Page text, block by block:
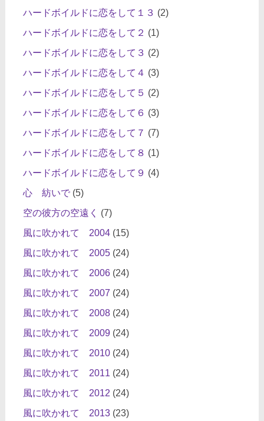
ハードボイルドに恋をして１３ (2)
ハードボイルドに恋をして２ (1)
ハードボイルドに恋をして３ (2)
ハードボイルドに恋をして４ (3)
ハードボイルドに恋をして５ (2)
ハードボイルドに恋をして６ (3)
ハードボイルドに恋をして７ (7)
ハードボイルドに恋をして８ (1)
ハードボイルドに恋をして９ (4)
心 紡いで(5)
空の彼方の空遠く
(7)
風に吹かれて 2004(15)
風に吹かれて 2005(24)
風に吹かれて 2006(24)
風に吹かれて 2007 (24)
風に吹かれて 2008(24)
風に吹かれて 2009(24)
風に吹かれて 2010(24)
風に吹かれて 2011 (24)
風に吹かれて 2012 (24)
風に吹かれて 2013(23)